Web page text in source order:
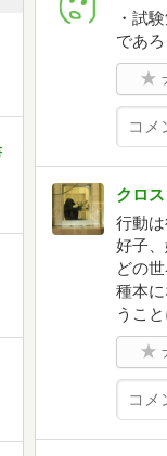
・試
であ
クロ
行動
好子
どの
種本
うこと